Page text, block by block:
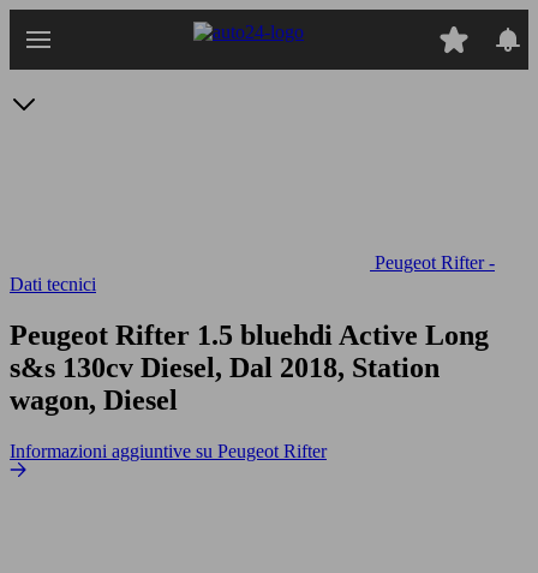
Peugeot Rifter -
Dati tecnici
Peugeot Rifter 1.5 bluehdi Active Long
s&s 130cv Diesel, Dal 2018, Station
wagon, Diesel
Informazioni aggiuntive su Peugeot Rifter